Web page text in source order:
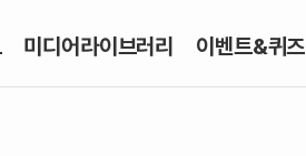
미디어라이브러리 이벤트&퀴즈